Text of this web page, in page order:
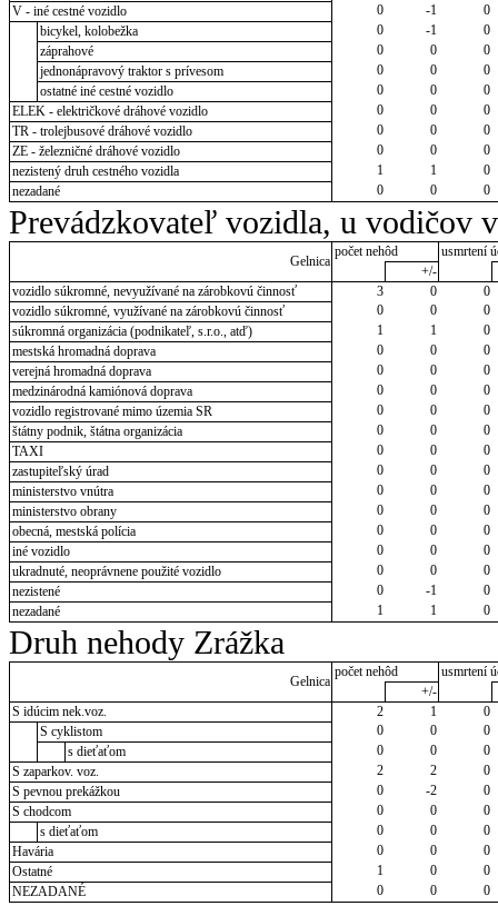
V - iné cestné vozidlo
0 -1
0
bicykel, kolobežka
0 -1
0
záprahové
0 0
0
jednonápravový traktor s prívesom
0 0
0
ostatné iné cestné vozidlo
0 0
0
ELEK - električkové dráhové vozidlo
0 0
0
TR - trolejbusové dráhové vozidlo
0 0
0
ZE - železničné dráhové vozidlo
0 0
0
nezistený druh cestného vozidla
1 1
0
nezadané
0 0 0
Prevádzkovateľ vozidla, u vodičov
Gelnica
počet nehôd
usmrtení
+/-
vozidlo súkromné, nevyužívané na zárobkovú činnosť
3 0
0
vozidlo súkromné, využívané na zárobkovú činnosť
0 0
0
súkromná organizácia (podnikateľ, s.r.o., atď)
1 1
0
mestská hromadná doprava
0 0
0
verejná hromadná doprava
0 0
0
medzinárodná kamiónová doprava
0 0
0
vozidlo registrované mimo územia SR
0 0
0
štátny podnik, štátna organizácia
0 0
0
TAXI
0 0
0
zastupiteľský úrad
0 0
0
ministerstvo vnútra
0 0
0
ministerstvo obrany
0 0
0
obecná, mestská polícia
0 0
0
iné vozidlo
0 0
0
ukradnuté, neoprávnene použité vozidlo
0 0
0
nezistené
0 -1
0
nezadané
1 1 0
Druh nehody Zrážka
Gelnica
počet nehôd
usmrtení
+/-
S idúcim nek.voz.
2 1
0
S cyklistom
0 0
0
s dieťaťom
0 0
0
S zaparkov. voz.
2 2
0
S pevnou prekážkou
0 -2
0
S chodcom
0 0
0
s dieťaťom
0 0
0
Havária
0 0
0
Ostatné
1 0
0
NEZADANÉ
0 0 0